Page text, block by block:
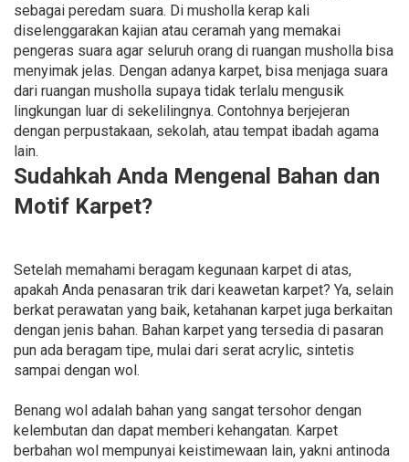
sebagai peredam suara. Di musholla kerap kali
diselenggarakan kajian atau ceramah yang memakai
pengeras suara agar seluruh orang di ruangan musholla bisa
menyimak jelas. Dengan adanya karpet, bisa menjaga suara
dari ruangan musholla supaya tidak terlalu mengusik
lingkungan luar di sekelilingnya. Contohnya berjejeran
dengan perpustakaan, sekolah, atau tempat ibadah agama
lain.
Sudahkah Anda Mengenal Bahan dan
Motif Karpet?
Setelah memahami beragam kegunaan karpet di atas,
apakah Anda penasaran trik dari keawetan karpet? Ya, selain
berkat perawatan yang baik, ketahanan karpet juga berkaitan
dengan jenis bahan. Bahan karpet yang tersedia di pasaran
pun ada beragam tipe, mulai dari serat acrylic, sintetis
sampai dengan wol.
Benang wol adalah bahan yang sangat tersohor dengan
kelembutan dan dapat memberi kehangatan. Karpet
berbahan wol mempunyai keistimewaan lain, yakni antinoda